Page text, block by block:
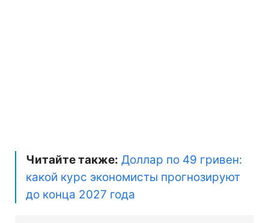
Читайте также: Доллар по 49 гривен:
какой курс экономисты прогнозируют
до конца 2027 года